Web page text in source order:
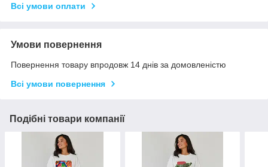
Всі умови оплати
Умови повернення
Повернення товару впродовж 14 днів за домовленістю
Всі умови повернення
Подібні товари компанії